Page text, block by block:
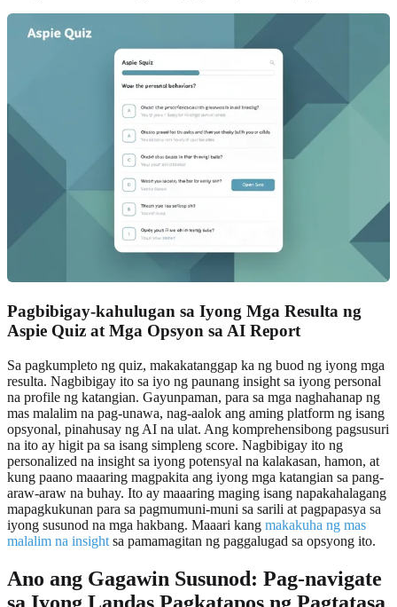
Pagbibigay-kahulugan sa Iyong Mga Resulta ng
Aspie Quiz at Mga Opsyon sa AI Report
Sa pagkumpleto ng quiz, makakatanggap ka ng buod ng iyong mga
resulta. Nagbibigay ito sa iyo ng paunang insight sa iyong personal
na profile ng katangian. Gayunpaman, para sa mga naghahanap ng
mas malalim na pag-unawa, nag-aalok ang aming platform ng isang
opsyonal, pinahusay ng AI na ulat. Ang komprehensibong pagsusuri
na ito ay higit pa sa isang simpleng score. Nagbibigay ito ng
personalized na insight sa iyong potensyal na kalakasan, hamon, at
kung paano maaaring magpakita ang iyong mga katangian sa pang-
araw-araw na buhay. Ito ay maaaring maging isang napakahalagang
mapagkukunan para sa pagmumuni-muni sa sarili at pagpapasya sa
iyong susunod na mga hakbang. Maaari kang makakuha ng mas
malalim na insight sa pamamagitan ng paggalugad sa opsyong ito.
Ano ang Gagawin Susunod: Pag-navigate